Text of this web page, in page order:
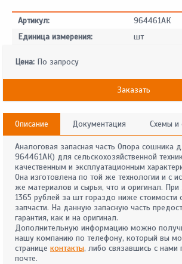
Артикул:
964461АК
Единица измерения:
шт
Цена: По запросу
Заказать
Описание Документация Схемы и
Аналоговая запасная часть Опора сошника
964461АК) для сельскохозяйственной
качественным и эксплуатационным
Она изготовлена по той же технологии и с
же материалов и сырья, что и оригинал. При
1365 рублей за шт гораздо ниже стоимости
запчасти. На данную запасную часть
гарантия, как и на оригинал.
Дополнительную информацию можно
нашу компанию по телефону, который вы
странице контакты, либо связавшись с нами
почте.